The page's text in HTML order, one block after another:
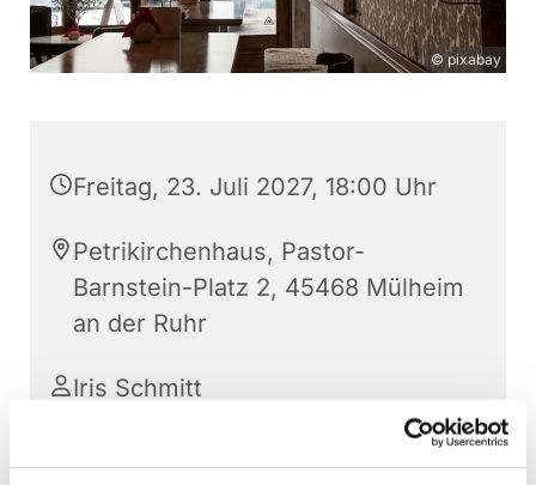
© pixabay
Freitag, 23. Juli 2027, 18:00 Uhr
Petrikirchenhaus, Pastor-
Barnstein-Platz 2, 45468 Mülheim
an der Ruhr
Iris Schmitt